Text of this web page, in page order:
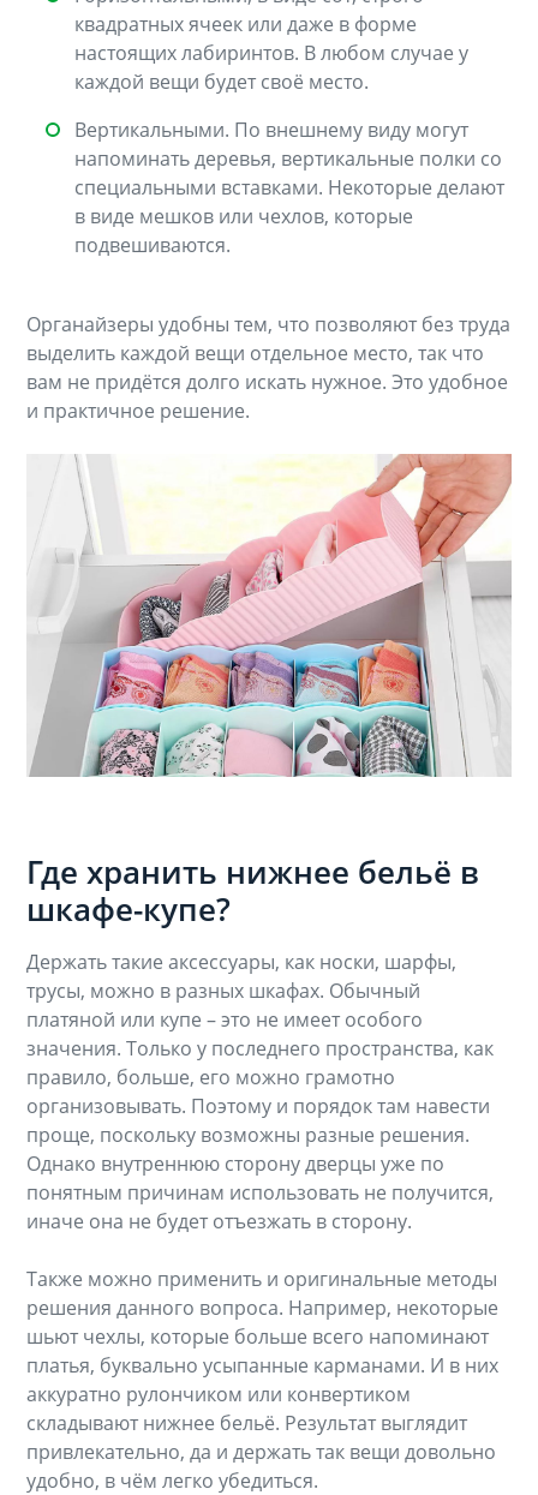
квадратных ячеек или даже в форме
настоящих лабиринтов. В любом случае у
каждой вещи будет своё место.
Вертикальными. По внешнему виду могут
напоминать деревья, вертикальные полки со
специальными вставками. Некоторые делают
в виде мешков или чехлов, которые
подвешиваются.
Органайзеры удобны тем, что позволяют без труда
выделить каждой вещи отдельное место, так что
вам не придётся долго искать нужное. Это удобное
и практичное решение.
Где хранить нижнее бельё в
шкафе-купе?
Держать такие аксессуары, как носки, шарфы,
трусы, можно в разных шкафах. Обычный
платяной или купе – это не имеет особого
значения. Только у последнего пространства, как
правило, больше, его можно грамотно
организовывать. Поэтому и порядок там навести
проще, поскольку возможны разные решения.
Однако внутреннюю сторону дверцы уже по
понятным причинам использовать не получится,
иначе она не будет отъезжать в сторону.
Также можно применить и оригинальные методы
решения данного вопроса. Например, некоторые
шьют чехлы, которые больше всего напоминают
платья, буквально усыпанные карманами. И в них
аккуратно рулончиком или конвертиком
складывают нижнее бельё. Результат выглядит
привлекательно, да и держать так вещи довольно
удобно, в чём легко убедиться.